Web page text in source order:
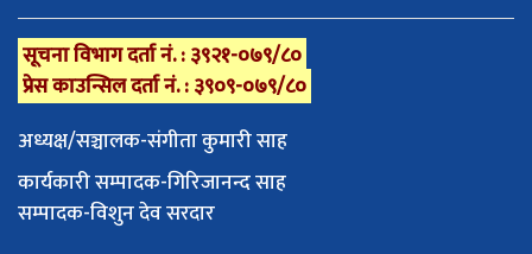
सूचना विभाग दर्ता नं. : ३९२१-०७९/८०
प्रेस काउन्सिल दर्ता नं. : ३९०९-०७९/८०
अध्यक्ष/सञ्चालक-संगीता कुमारी साह
कार्यकारी सम्पादक-गिरिजानन्द साह
सम्पादक-विशुन देव सरदार